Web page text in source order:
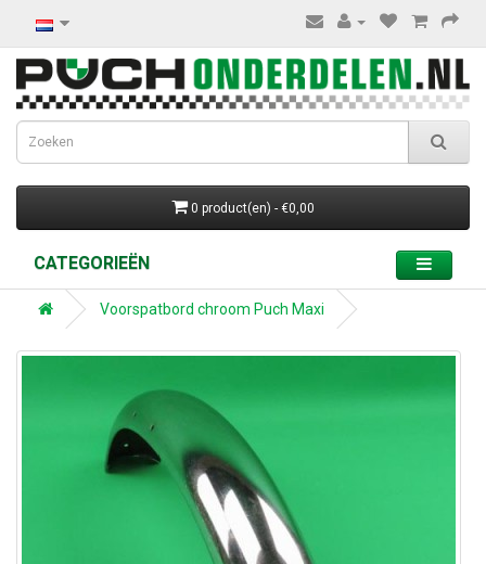
0 product(en) - €0,00
CATEGORIEËN
Voorspatbord chroom Puch Maxi